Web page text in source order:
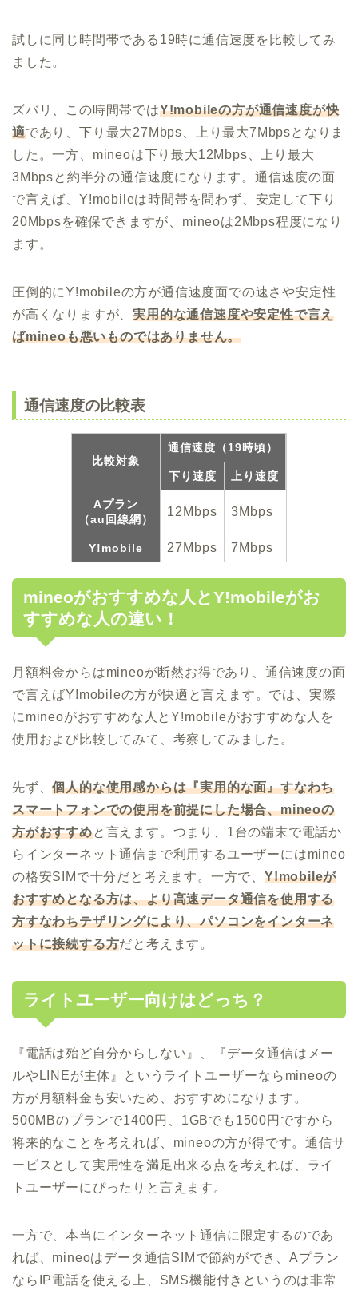
試しに同じ時間帯である19時に通信速度を比較してみ
ました。
ズバリ、この時間帯ではY!mobileの方が通信速度が快
適であり、下り最大27Mbps、上り最大7Mbpsとなりま
した。一方、mineoは下り最大12Mbps、上り最大
3Mbpsと約半分の通信速度になります。通信速度の面
で言えば、Y!mobileは時間帯を問わず、安定して下り
20Mbpsを確保できますが、mineoは2Mbps程度になり
ます。
圧倒的にY!mobileの方が通信速度面での速さや安定性
が高くなりますが、実用的な通信速度や安定性で言え
ばmineoも悪いものではありません。
通信速度の比較表
比較対象
通信速度（19時頃）
下り速度 上り速度
Aプラン
（au回線網）
12Mbps 3Mbps
Y!mobile 27Mbps 7Mbps
mineoがおすすめな人とY!mobileがお
すすめな人の違い！
月額料金からはmineoが断然お得であり、通信速度の面
で言えばY!mobileの方が快適と言えます。では、実際
にmineoがおすすめな人とY!mobileがおすすめな人を
使用および比較してみて、考察してみました。
先ず、個人的な使用感からは『実用的な面』すなわち
スマートフォンでの使用を前提にした場合、mineoの
方がおすすめと言えます。つまり、1台の端末で電話か
らインターネット通信まで利用するユーザーにはmineo
の格安SIMで十分だと考えます。一方で、 Y!mobileが
おすすめとなる方は、より高速データ通信を使用する
方すなわちテザリングにより、パソコンをインターネ
ットに接続する方だと考えます。
ライトユーザー向けはどっち？
『電話は殆ど自分からしない』、『データ通信はメー
ルやLINEが主体』というライトユーザーならmineoの
方が月額料金も安いため、おすすめになります。
500MBのプランで1400円、1GBでも1500円ですから
将来的なことを考えれば、mineoの方が得です。通信サ
ービスとして実用性を満足出来る点を考えれば、ライ
トユーザーにぴったりと言えます。
一方で、本当にインターネット通信に限定するのであ
れば、mineoはデータ通信SIMで節約ができ、Aプラン
ならIP電話を使える上、SMS機能付きというのは非常